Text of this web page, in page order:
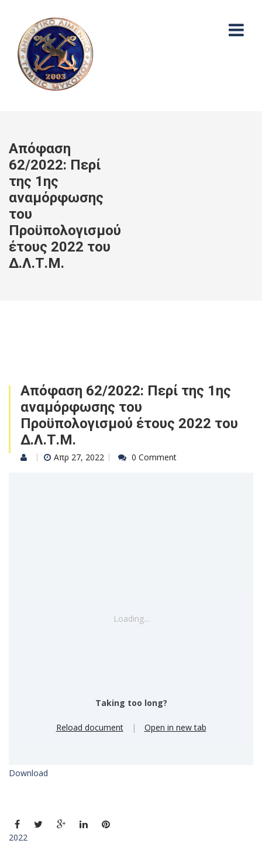
Απόφαση
62/2022: Περί
της 1ης
αναμόρφωσης
του
Προϋπολογισμού
έτους 2022 του
Δ.Λ.Τ.Μ.
Απόφαση 62/2022: Περί της 1ης
αναμόρφωσης του
Προϋπολογισμού έτους 2022 του
Δ.Λ.Τ.Μ.
Απρ 27, 2022 0 Comment
Loading...
Taking too long?
Reload document | Open in new tab
Download
2022